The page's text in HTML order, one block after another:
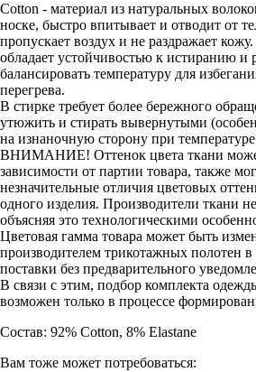
Cotton - материал из натуральных
носке, быстро впитывает и отводит от
пропускает воздух и не раздражает
обладает устойчивостью к истиранию и
балансировать температуру для
В стирке требует более бережного
утюжить и стирать вывернутыми
на изнаночную сторону при температуре
ВНИМАНИЕ! Оттенок цвета ткани
зависимости от партии товара, также
незначительные отличия цветовых
одного изделия. Производители ткани
объясняя это технологическими
Цветовая гамма товара может быть
производителем трикотажных полотен в
поставки без предварительного
В связи с этим, подбор комплекта
возможен только в процессе
Состав: 92% Cotton, 8% Elastane
Вам тоже может потребоваться: